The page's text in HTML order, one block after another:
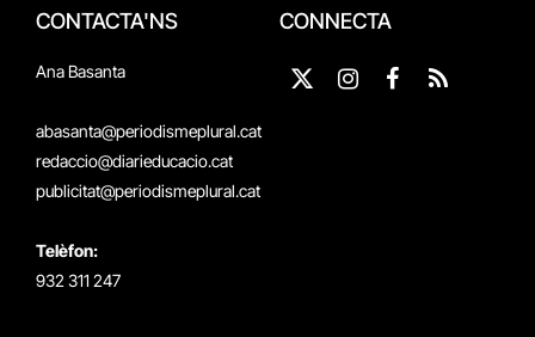
CONTACTA'NS
Ana Basanta
abasanta@periodismeplural.cat
redaccio@diarieducacio.cat
publicitat@periodismeplural.cat
Telèfon:
932 311 247
CONNECTA
X
InstagramFacebook
RSS